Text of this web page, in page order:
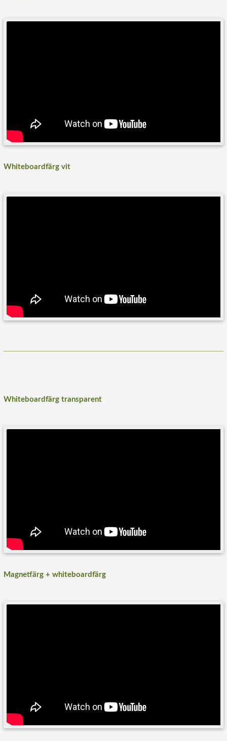
Whiteboardfärg vit
Whiteboardfärg transparent
Magnetfärg + whiteboardfärg